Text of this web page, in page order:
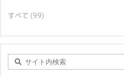
すべて (99)